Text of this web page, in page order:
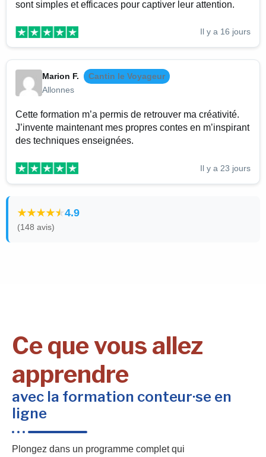
sont simples et efficaces pour captiver leur attention.
Il y a 16 jours
Marion F.
Cantin le Voyageur
Allonnes
Cette formation m’a permis de retrouver ma créativité.
J’invente maintenant mes propres contes en m’inspirant
des techniques enseignées.
Il y a 23 jours
4.9
(148 avis)
Ce que vous allez
apprendre
avec la formation conteur·se en
ligne
Plongez dans un programme complet qui